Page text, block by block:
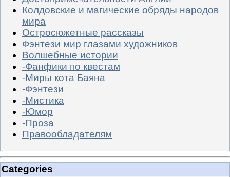
Колдовские и магические обряды народов
мира
Остросюжетные рассказы
Фэнтези мир глазами художников
Волшебные истории
-Фанфики по квестам
-Миры кота Баяна
-Фэнтези
-Мистика
-Юмор
-Проза
Правообладателям
Categories